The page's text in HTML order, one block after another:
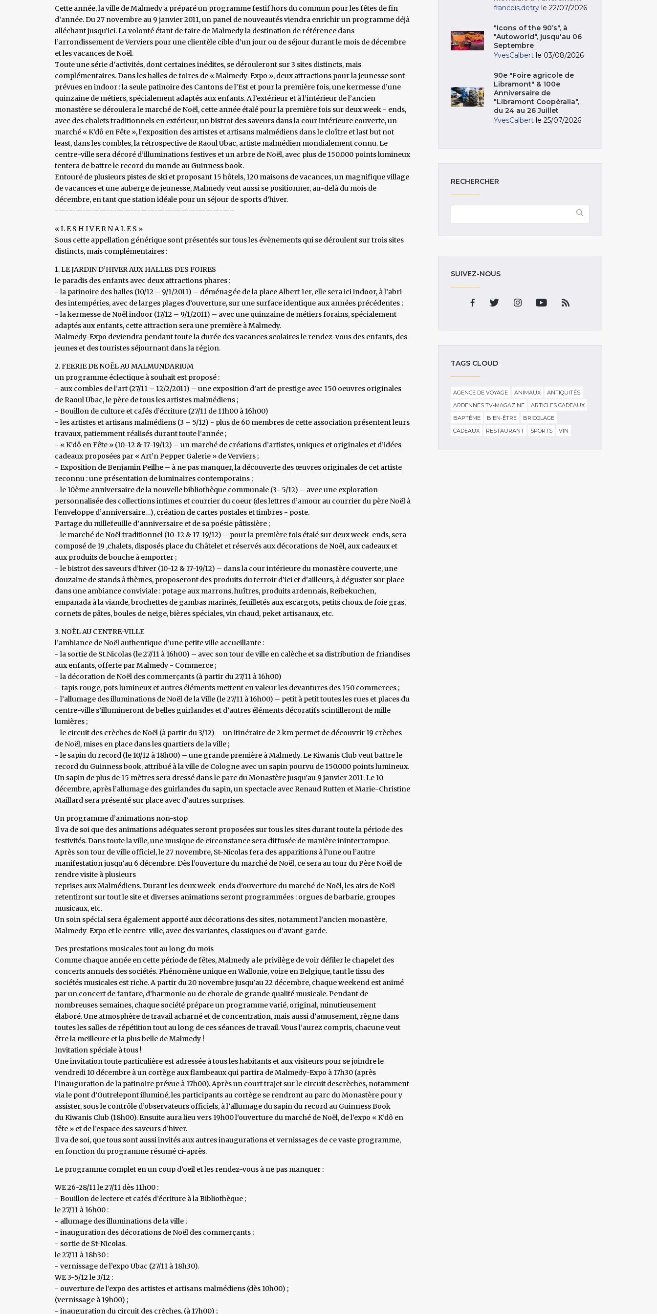
Cette année, la ville de Malmedy a préparé un programme festif hors du commun pour les fêtes de fin
d’année. Du 27 novembre au 9 janvier 2011, un panel de nouveautés viendra enrichir un programme déjà
alléchant jusqu’ici. La volonté étant de faire de Malmedy la destination de référence dans
l’arrondissement de Verviers pour une clientèle cible d’un jour ou de séjour durant le mois de décembre
et les vacances de Noël.
Toute une série d’activités, dont certaines inédites, se dérouleront sur 3 sites distincts, mais
complémentaires. Dans les halles de foires de « Malmedy-Expo », deux attractions pour la jeunesse sont
prévues en indoor : la seule patinoire des Cantons de l’Est et pour la première fois, une kermesse d’une
quinzaine de métiers, spécialement adaptés aux enfants. A l’extérieur et à l’intérieur de l’ancien
monastère se déroulera le marché de Noël, cette année étalé pour la première fois sur deux week - ends,
avec des chalets traditionnels en extérieur, un bistrot des saveurs dans la cour intérieure couverte, un
marché « K’dô en Fête », l’exposition des artistes et artisans malmédiens dans le cloître et last but not
least, dans les combles, la rétrospective de Raoul Ubac, artiste malmédien mondialement connu. Le
centre-ville sera décoré d’illuminations festives et un arbre de Noël, avec plus de 150.000 points lumineux
tentera de battre le record du monde au Guinness book.
Entouré de plusieurs pistes de ski et proposant 15 hôtels, 120 maisons de vacances, un magnifique village
de vacances et une auberge de jeunesse, Malmedy veut aussi se positionner, au-delà du mois de
décembre, en tant que station idéale pour un séjour de sports d’hiver.
----------------------------------------------------
« L E S H I V E R N A L E S »
Sous cette appellation générique sont présentés sur tous les évènements qui se déroulent sur trois sites
distincts, mais complémentaires :
1. LE JARDIN D’HIVER AUX HALLES DES FOIRES
le paradis des enfants avec deux attractions phares :
- la patinoire des halles (10/12 – 9/1/2011) – déménagée de la place Albert 1er, elle sera ici indoor, à l’abri
des intempéries, avec de larges plages d’ouverture, sur une surface identique aux années précédentes ;
- la kermesse de Noël indoor (17/12 – 9/1/2011) – avec une quinzaine de métiers forains, spécialement
adaptés aux enfants, cette attraction sera une première à Malmedy.
Malmedy-Expo deviendra pendant toute la durée des vacances scolaires le rendez-vous des enfants, des
jeunes et des touristes séjournant dans la région.
2. FEERIE DE NOËL AU MALMUNDARIUM
un programme éclectique à souhait est proposé :
- aux combles de l’art (27/11 – 12/2/2011) – une exposition d’art de prestige avec 150 oeuvres originales
de Raoul Ubac, le père de tous les artistes malmédiens ;
- Bouillon de culture et cafés d’écriture (27/11 de 11h00 à 16h00)
- les artistes et artisans malmédiens (3 – 5/12) - plus de 60 membres de cette association présentent leurs
travaux, patiemment réalisés durant toute l’année ;
- « K’dô en Fête » (10-12 & 17-19/12) – un marché de créations d’artistes, uniques et originales et d’idées
cadeaux proposées par « Art’n Pepper Galerie » de Verviers ;
- Exposition de Benjamin Peilhe – à ne pas manquer, la découverte des œuvres originales de cet artiste
reconnu : une présentation de luminaires contemporains ;
- le 10ème anniversaire de la nouvelle bibliothèque communale (3- 5/12) – avec une exploration
personnalisée des collections intimes et courrier du coeur (des lettres d’amour au courrier du père Noël à
l’enveloppe d’anniversaire…), création de cartes postales et timbres - poste.
Partage du millefeuille d’anniversaire et de sa poésie pâtissière ;
- le marché de Noël traditionnel (10-12 & 17-19/12) – pour la première fois étalé sur deux week-ends, sera
composé de 19 ,chalets, disposés place du Châtelet et réservés aux décorations de Noël, aux cadeaux et
aux produits de bouche à emporter ;
- le bistrot des saveurs d’hiver (10-12 & 17-19/12) – dans la cour intérieure du monastère couverte, une
douzaine de stands à thèmes, proposeront des produits du terroir d’ici et d’ailleurs, à déguster sur place
dans une ambiance conviviale : potage aux marrons, huîtres, produits ardennais, Reibekuchen,
empanada à la viande, brochettes de gambas marinés, feuilletés aux escargots, petits choux de foie gras,
cornets de pâtes, boules de neige, bières spéciales, vin chaud, peket artisanaux, etc.
3. NOËL AU CENTRE-VILLE
l’ambiance de Noël authentique d’une petite ville accueillante :
- la sortie de St.Nicolas (le 27/11 à 16h00) – avec son tour de ville en calèche et sa distribution de friandises
aux enfants, offerte par Malmedy - Commerce ;
- la décoration de Noël des commerçants (à partir du 27/11 à 16h00)
– tapis rouge, pots lumineux et autres éléments mettent en valeur les devantures des 150 commerces ;
- l’allumage des illuminations de Noël de la Ville (le 27/11 à 16h00) – petit à petit toutes les rues et places du
centre-ville s’illumineront de belles guirlandes et d’autres éléments décoratifs scintilleront de mille
lumières ;
- le circuit des crèches de Noël (à partir du 3/12) – un itinéraire de 2 km permet de découvrir 19 crèches
de Noël, mises en place dans les quartiers de la ville ;
- le sapin du record (le 10/12 à 18h00) – une grande première à Malmedy. Le Kiwanis Club veut battre le
record du Guinness book, attribué à la ville de Cologne avec un sapin pourvu de 150.000 points lumineux.
Un sapin de plus de 15 mètres sera dressé dans le parc du Monastère jusqu’au 9 janvier 2011. Le 10
décembre, après l’allumage des guirlandes du sapin, un spectacle avec Renaud Rutten et Marie-Christine
Maillard sera présenté sur place avec d’autres surprises.
Un programme d’animations non-stop
Il va de soi que des animations adéquates seront proposées sur tous les sites durant toute la période des
festivités. Dans toute la ville, une musique de circonstance sera diffusée de manière ininterrompue.
Après son tour de ville officiel, le 27 novembre, St-Nicolas fera des apparitions à l’une ou l’autre
manifestation jusqu’au 6 décembre. Dès l’ouverture du marché de Noël, ce sera au tour du Père Noël de
rendre visite à plusieurs
reprises aux Malmédiens. Durant les deux week-ends d’ouverture du marché de Noël, les airs de Noël
retentiront sur tout le site et diverses animations seront programmées : orgues de barbarie, groupes
musicaux, etc.
Un soin spécial sera également apporté aux décorations des sites, notamment l’ancien monastère,
Malmedy-Expo et le centre-ville, avec des variantes, classiques ou d’avant-garde.
Des prestations musicales tout au long du mois
Comme chaque année en cette période de fêtes, Malmedy a le privilège de voir défiler le chapelet des
concerts annuels des sociétés. Phénomène unique en Wallonie, voire en Belgique, tant le tissu des
sociétés musicales est riche. A partir du 20 novembre jusqu’au 22 décembre, chaque weekend est animé
par un concert de fanfare, d’harmonie ou de chorale de grande qualité musicale. Pendant de
nombreuses semaines, chaque société prépare un programme varié, original, minutieusement
élaboré. Une atmosphère de travail acharné et de concentration, mais aussi d’amusement, règne dans
toutes les salles de répétition tout au long de ces séances de travail. Vous l’aurez compris, chacune veut
être la meilleure et la plus belle de Malmedy !
Invitation spéciale à tous !
Une invitation toute particulière est adressée à tous les habitants et aux visiteurs pour se joindre le
vendredi 10 décembre à un cortège aux flambeaux qui partira de Malmedy-Expo à 17h30 (après
l’inauguration de la patinoire prévue à 17h00). Après un court trajet sur le circuit descrèches, notamment
via le pont d’Outrelepont illuminé, les participants au cortège se rendront au parc du Monastère pour y
assister, sous le contrôle d’observateurs officiels, à l’allumage du sapin du record au Guinness Book
du Kiwanis Club (18h00). Ensuite aura lieu vers 19h00 l’ouverture du marché de Noël, de l’expo « K’dô en
fête » et de l’espace des saveurs d’hiver.
Il va de soi, que tous sont aussi invités aux autres inaugurations et vernissages de ce vaste programme,
en fonction du programme résumé ci-après.
Le programme complet en un coup d’oeil et les rendez-vous à ne pas manquer :
WE 26-28/11 le 27/11 dès 11h00 :
- Bouillon de lectere et cafés d’écriture à la Bibliothèque ;
le 27/11 à 16h00 :
- allumage des illuminations de la ville ;
- inauguration des décorations de Noël des commerçants ;
- sortie de St-Nicolas.
le 27/11 à 18h30 :
- vernissage de l’expo Ubac (27/11 à 18h30).
WE 3-5/12 le 3/12 :
- ouverture de l’expo des artistes et artisans malmédiens (dès 10h00) ;
(vernissage à 19h00) ;
- inauguration du circuit des crèches, (à 17h00) ;
francois.detry le 22/07/2026
"Icons of the 90’s", à
"Autoworld", jusqu'au 06
Septembre
YvesCalbert le 03/08/2026
90e "Foire agricole de
Libramont" & 100e
Anniversaire de
"Libramont Coopéralia",
du 24 au 26 Juillet
YvesCalbert le 25/07/2026
RECHERCHER
SUIVEZ-NOUS
TAGS CLOUD
AGENCE DE VOYAGE ANIMAUX
ANTIQUITÉS
ARDENNES TV-MAGAZINE
ARTICLES CADEAUX
BAPTÊME
BIEN-ÊTRE
BRICOLAGE
CADEAUX
RESTAURANT SPORTS VIN